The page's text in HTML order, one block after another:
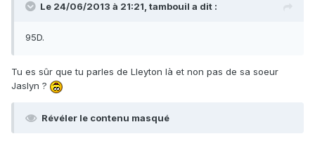
Le 24/06/2013 à 21:21, tambouil a dit :
95D.
Tu es sûr que tu parles de Lleyton là et non pas de sa soeur
Jaslyn ?
Révéler le contenu masqué